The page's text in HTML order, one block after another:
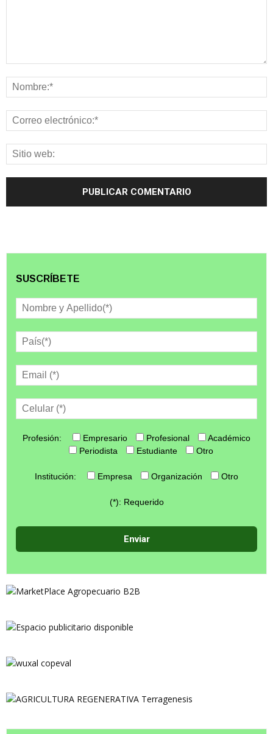
SUSCRÍBETE
Profesión: Empresario Profesional
Académico
Periodista
Estudiante Otro
Institución: Empresa Organización Otro
(*): Requerido